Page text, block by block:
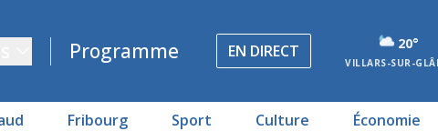
Programme EN DIRECT 20°
VILLARS-SUR-
Fribourg Sport Culture Économie